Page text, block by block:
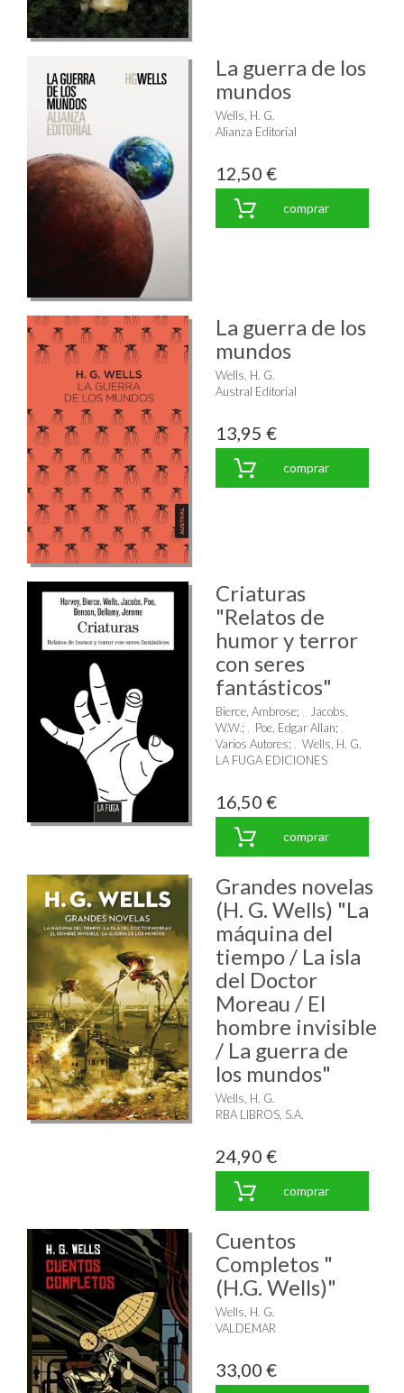
La guerra de los
mundos
Wells, H. G.
Alianza Editorial
12,50 €
comprar
La guerra de los
mundos
Wells, H. G.
Austral Editorial
13,95 €
comprar
Criaturas
"Relatos de
humor y terror
con seres
fantásticos"
Bierce, Ambrose;
Jacobs,
W.W.; Poe, Edgar Allan;
Varios Autores;
Wells, H. G.
LA FUGA EDICIONES
16,50 €
comprar
Grandes novelas
(H. G. Wells) "La
máquina del
tiempo / La isla
del Doctor
Moreau / El
hombre invisible
/ La guerra de
los mundos"
Wells, H. G.
RBA LIBROS, S.A.
24,90 €
comprar
Cuentos
Completos "
(H.G. Wells)"
Wells, H. G.
VALDEMAR
33,00 €